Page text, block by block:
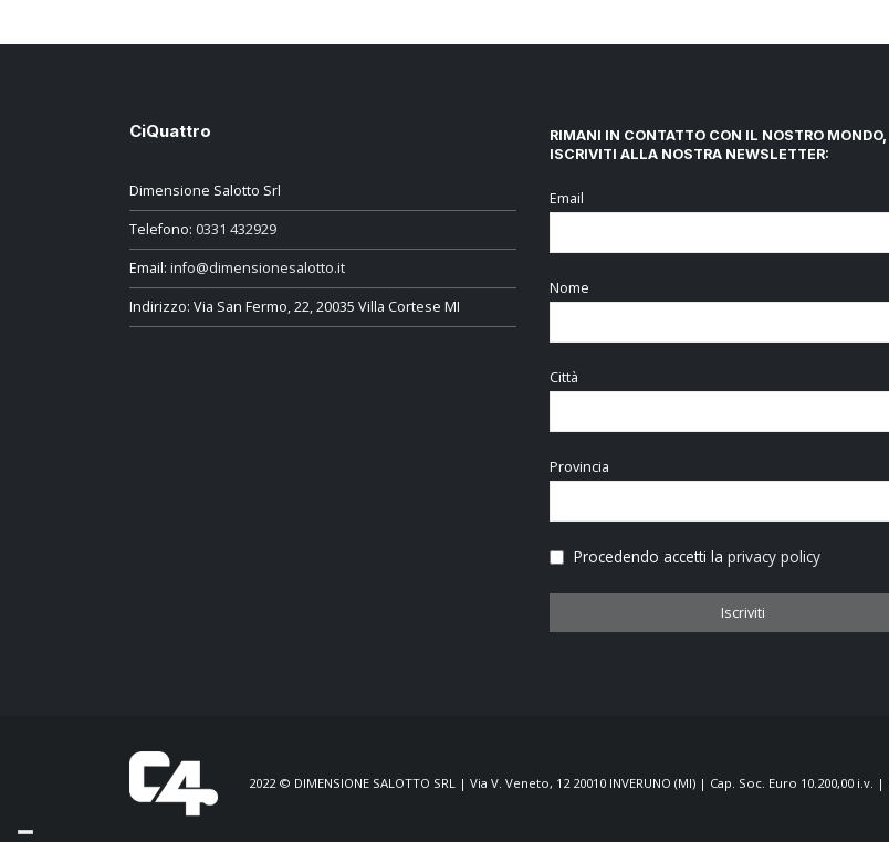
CiQuattro
Dimensione Salotto Srl
Telefono: 0331 432929
Email: info@dimensionesalotto.it
Indirizzo: Via San Fermo, 22, 20035 Villa Cortese MI
RIMANI IN CONTATTO CON IL NOSTRO MONDO,
ISCRIVITI ALLA NOSTRA NEWSLETTER:
Email
Nome
Città
Provincia
Procedendo accetti la privacy policy
2022 © DIMENSIONE SALOTTO SRL | Via V. Veneto, 12 20010 INVERUNO (MI) | Cap. Soc. Euro 10.200,00 i.v. |